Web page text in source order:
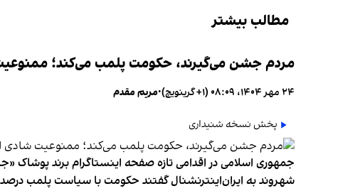
مطالب بیشتر
مردم جشن می‌گیرند، حکومت پلمب می‌کند؛ ممنوعیت
۲۴ مهر ۱۴۰۴، ۰۸:۰۹ (‎+۱ گرینویچ) •مریم مقدم
پخش نسخه شنیداری
جمهوری اسلامی در اقدامی تازه صفحه اینستاگرام برند پوشاک
شهروند به ایران‌اینترنشنال گفتند حکومت با سیاست پلمب